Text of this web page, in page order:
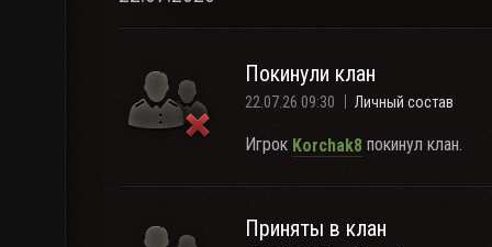
Покинули клан
22.07.26 09:30 Личный состав
Игрок Korchak8 покинул клан.
Приняты в клан